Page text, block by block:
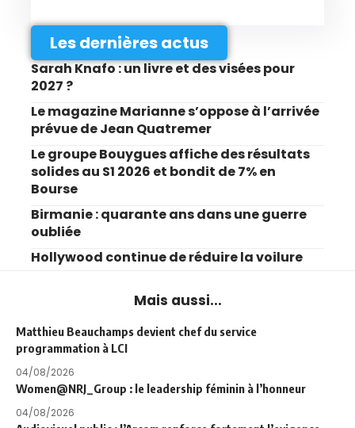
Les dernières actus
Sarah Knafo : un livre et des visées pour
2027 ?
Le magazine Marianne s’oppose à l’arrivée
prévue de Jean Quatremer
Le groupe Bouygues affiche des résultats
solides au S1 2026 et bondit de 7% en
Bourse
Birmanie : quarante ans dans une guerre
oubliée
Hollywood continue de réduire la voilure
Mais aussi...
Matthieu Beauchamps devient chef du service
programmation à LCI
04/08/2026
Women@NRJ_Group : le leadership féminin à l’honneur
04/08/2026